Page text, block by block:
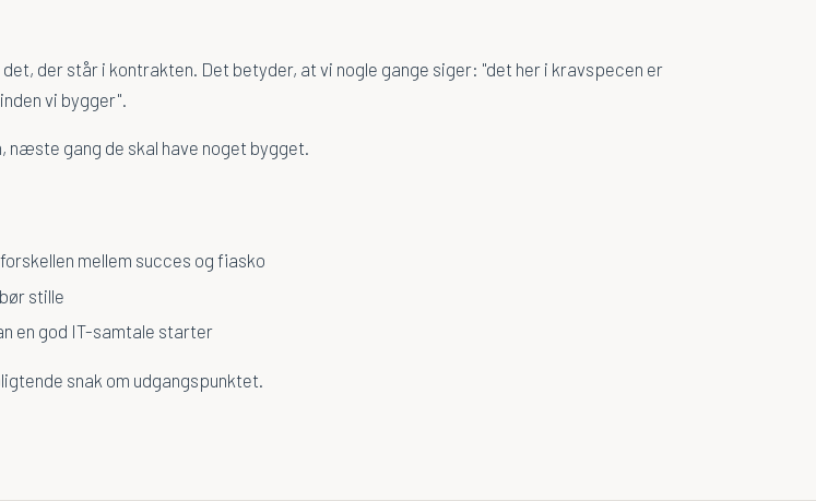
der står i kontrakten. Det betyder, at vi nogle gange siger: "det her i kravspecen er
vi bygger".
næste gang de skal have noget bygget.
mellem succes og fiasko
stille
en god IT-samtale starter
snak om udgangspunktet.